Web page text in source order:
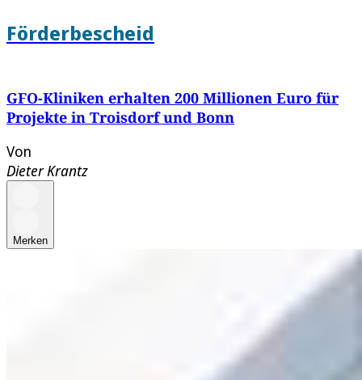
Förderbescheid
GFO-Kliniken erhalten 200 Millionen Euro für
Projekte in Troisdorf und Bonn
Von
Dieter Krantz
Merken